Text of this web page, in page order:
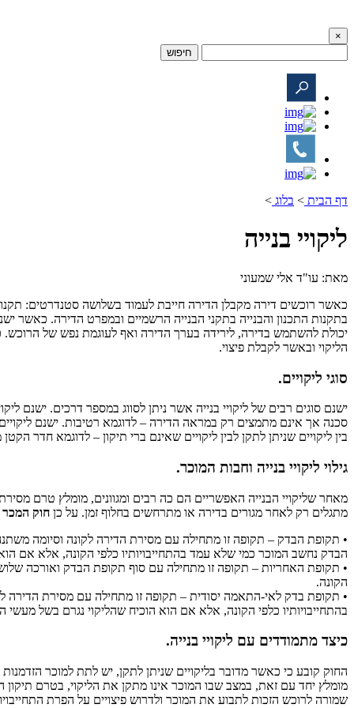
×
חיפוש
דף הבית > בלוג >
ליקויי בנייה
מאת: עו"ד אלי שמעוני
כאשר רוכשים דירה מקבלן הדירה חייבת לעמוד בשלושה סטנדרטים:
בתקנות התכנון והבנייה בתקני הבנייה הרשמיים ובמפרט הדירה. כאשר
יכולת להשתמש בדירה, לירידה בערך הדירה ואף לעוגמת נפש של הרוכש.
הליקוי ובאשר לקבלת פיצוי.
סוגי ליקויים.
ישנם סוגים רבים של ליקויי בנייה אשר ניתן לסווג במספר דרכים. ישנם
סכנה אך אינם מתמצים רק במראה הדירה – לדוגמא רטיבות. ישנם
בין ליקויים שניתן לתקן לבין ליקויים שאינם ברי תיקון – לדוגמא חדר
גילוי ליקויי בנייה וחבות המוכר.
מאחר שליקויי הבנייה האפשריים הם כה רבים ומגוונים, מומלץ טרם
מתגלים רק לאחר מגורים בדירה או מתרחשים בחלוף זמן. על כן חוק המכר
• תקופת הבדק – תקופה זו מתחילה עם מסירת הדירה לקונה וסיומה
הבדק נחשב המוכר כמי שלא עמד בהתחייבויותיו כלפי הקונה, אלא אם
• תקופת האחריות – תקופה זו מתחילה עם סוף תקופת הבדק ואורכה שלוש
הקונה.
בהתחייבויותיו כלפי הקונה, אלא אם הוא הוכיח שהליקוי נגרם בשל מעשי
כיצד מתמודדים עם ליקויי בנייה.
החוק קובע כי כאשר מדובר בליקויים שניתן לתקן, יש לתת למוכר
מומלץ יחד עם זאת, במצב שבו המוכר אינו מתקן את הליקוי, בטרם תיקון
שמורה לרוכש הזכות לתבוע את המוכר ולדרוש פיצויים על הפרת